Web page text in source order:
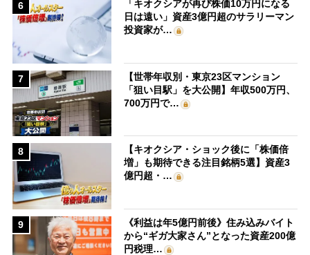
6
「キオクシアが再び株価10万円になる
日は遠い」資産3億円超のサラリーマン
投資家が…
7
【世帯年収別・東京23区マンション
「狙い目駅」を大公開】年収500万円、
700万円で…
8
【キオクシア・ショック後に「株価倍
増」も期待できる注目銘柄5選】資産3
億円超・…
9
《利益は年5億円前後》住み込みバイト
から“ギガ大家さん”となった資産200億
円税理…